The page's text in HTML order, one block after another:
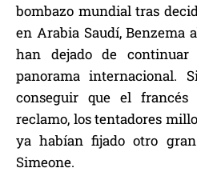
bombazo mundial tras
en Arabia Saudí, Benzema
han dejado de continuar
panorama internacional.
conseguir que el
reclamo, los tentadores
ya habían fijado otro
Simeone.